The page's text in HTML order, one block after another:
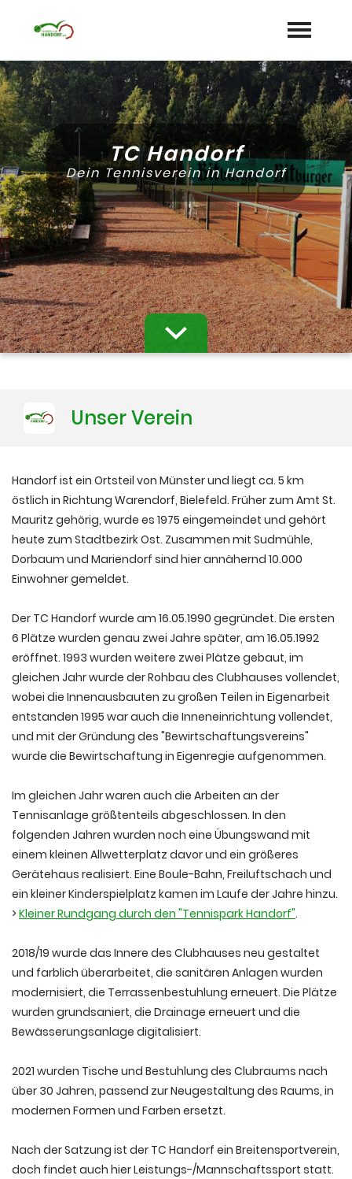
Startseite
Aktuelles
Termine
Unser Verein expand_more
Mannschaften
Jugend expand_more
Sponsoren
Galerie
Platzbuchung
TC Handorf
Dein Tennisverein in Handorf
Unser Verein
Handorf ist ein Ortsteil von Münster und liegt ca. 5 km
östlich in Richtung Warendorf, Bielefeld. Früher zum Amt St.
Mauritz gehörig, wurde es 1975 eingemeindet und gehört
heute zum Stadtbezirk Ost. Zusammen mit Sudmühle,
Dorbaum und Mariendorf sind hier annähernd 10.000
Einwohner gemeldet.
Der TC Handorf wurde am 16.05.1990 gegründet. Die ersten
6 Plätze wurden genau zwei Jahre später, am 16.05.1992
eröffnet. 1993 wurden weitere zwei Plätze gebaut, im
gleichen Jahr wurde der Rohbau des Clubhauses vollendet,
wobei die Innenausbauten zu großen Teilen in Eigenarbeit
entstanden 1995 war auch die Inneneinrichtung vollendet,
und mit der Gründung des "Bewirtschaftungsvereins"
wurde die Bewirtschaftung in Eigenregie aufgenommen.
Im gleichen Jahr waren auch die Arbeiten an der
Tennisanlage größtenteils abgeschlossen. In den
folgenden Jahren wurden noch eine Übungswand mit
einem kleinen Allwetterplatz davor und ein größeres
Gerätehaus realisiert. Eine Boule-Bahn, Freiluftschach und
ein kleiner Kinderspielplatz kamen im Laufe der Jahre hinzu.
>Kleiner Rundgang durch den "Tennispark Handorf".
2018/19 wurde das Innere des Clubhauses neu gestaltet
und farblich überarbeitet, die sanitären Anlagen wurden
modernisiert, die Terrassenbestuhlung erneuert. Die Plätze
wurden grundsaniert, die Drainage erneuert und die
Bewässerungsanlage digitalisiert.
2021 wurden Tische und Bestuhlung des Clubraums nach
über 30 Jahren, passend zur Neugestaltung des Raums, in
modernen Formen und Farben ersetzt.
Nach der Satzung ist der TC Handorf ein Breitensportverein,
doch findet auch hier Leistungs-/Mannschaftssport statt.